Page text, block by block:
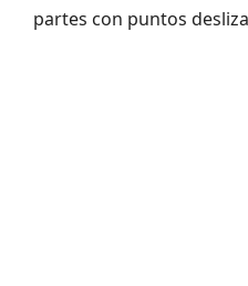
partes con puntos